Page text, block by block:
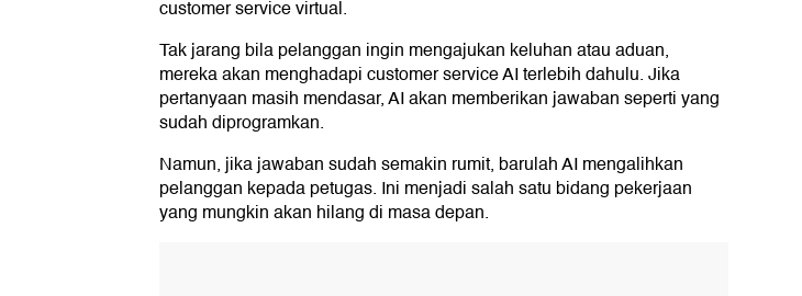
4. Teknik
5. Manajemen Konstruksi
6. Psikologi
7. Terapi Okupasi
8. Ekologi
9. Hukum
customer service virtual.
Tak jarang bila pelanggan ingin mengajukan keluhan atau aduan,
mereka akan menghadapi customer service AI terlebih dahulu. Jika
pertanyaan masih mendasar, AI akan memberikan jawaban seperti yang
sudah diprogramkan.
Namun, jika jawaban sudah semakin rumit, barulah AI mengalihkan
pelanggan kepada petugas. Ini menjadi salah satu bidang pekerjaan
yang mungkin akan hilang di masa depan.